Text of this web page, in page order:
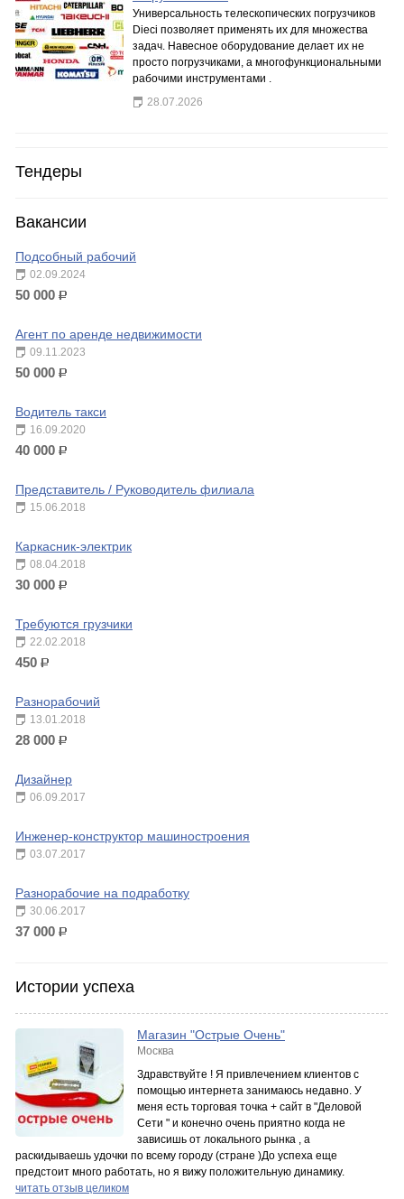
Универсальность телескопических погрузчиков
Dieci позволяет применять их для множества
задач. Навесное оборудование делает их не
просто погрузчиками, а многофункциональными
рабочими инструментами .
28.07.2026
Тендеры
Вакансии
Подсобный рабочий
02.09.2024
50 000 р.
Агент по аренде недвижимости
09.11.2023
50 000 р.
Водитель такси
16.09.2020
40 000 р.
Представитель / Руководитель филиала
15.06.2018
Каркасник-электрик
08.04.2018
30 000 р.
Требуются грузчики
22.02.2018
450 р.
Разнорабочий
13.01.2018
28 000 р.
Дизайнер
06.09.2017
Инженер-конструктор машиностроения
03.07.2017
Разнорабочие на подработку
30.06.2017
37 000 р.
Истории успеха
Магазин "Острые Очень"
Москва
Здравствуйте ! Я привлечением клиентов с
помощью интернета занимаюсь недавно. У
меня есть торговая точка + сайт в "Деловой
Сети " и конечно очень приятно когда не
зависишь от локального рынка , а
раскидываешь удочки по всему городу (стране )До успеха еще
предстоит много работать, но я вижу положительную динамику.
читать отзыв целиком